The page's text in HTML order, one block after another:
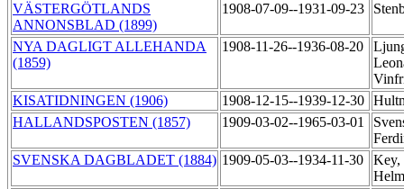
VÄSTERGÖTLANDS
ANNONSBLAD (1899)
1908-07-09--1931-09-23
NYA DAGLIGT ALLEHANDA
(1859)
1908-11-26--1936-08-20
KISATIDNINGEN (1906)
1908-12-15--1939-12-30
HALLANDSPOSTEN (1857)
1909-03-02--1965-03-01
SVENSKA DAGBLADET (1884) 1909-05-03--1934-11-30
Key,